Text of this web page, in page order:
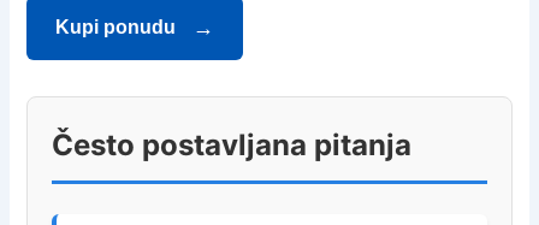
Kupi ponudu
Često postavljana pitanja